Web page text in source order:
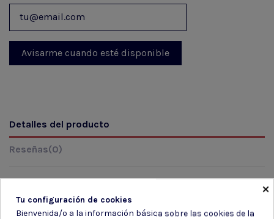
Detalles del producto
Reseñas(0)
Marca
×
Tu configuración de cookies
Bienvenida/o a la información básica sobre las cookies de la